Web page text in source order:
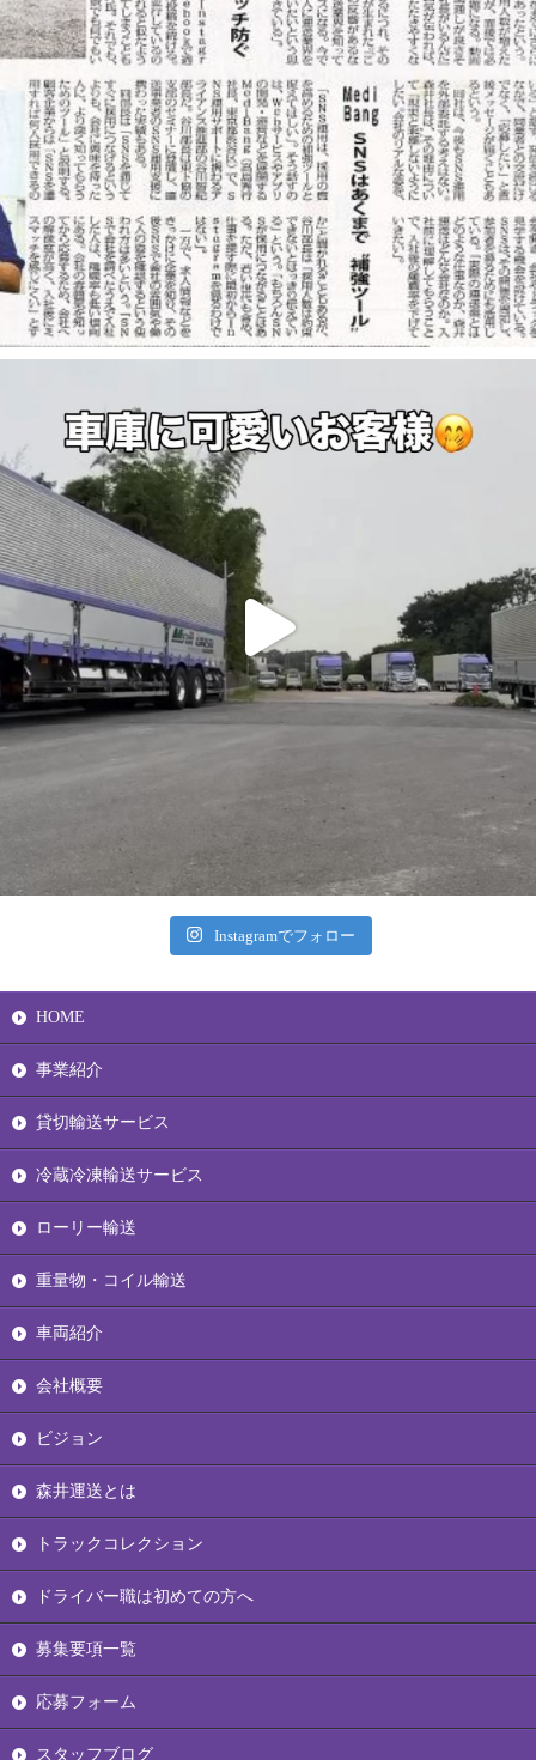
Instagramでフォロー
HOME
事業紹介
貸切輸送サービス
冷蔵冷凍輸送サービス
ローリー輸送
重量物・コイル輸送
車両紹介
会社概要
ビジョン
森井運送とは
トラックコレクション
ドライバー職は初めての方へ
募集要項一覧
応募フォーム
スタッフブログ